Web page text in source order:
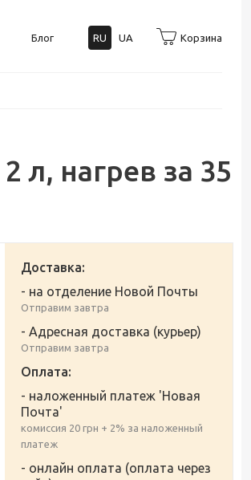
Блог RU UA Корзина
л, нагрев за 35
Доставка:
- на отделение Новой Почты
Отправим завтра
- Адресная доставка (курьер)
Отправим завтра
Оплата:
- наложенный платеж 'Новая
Почта'
комиссия 20 грн + 2% за наложенный
платеж
- онлайн оплата (оплата через